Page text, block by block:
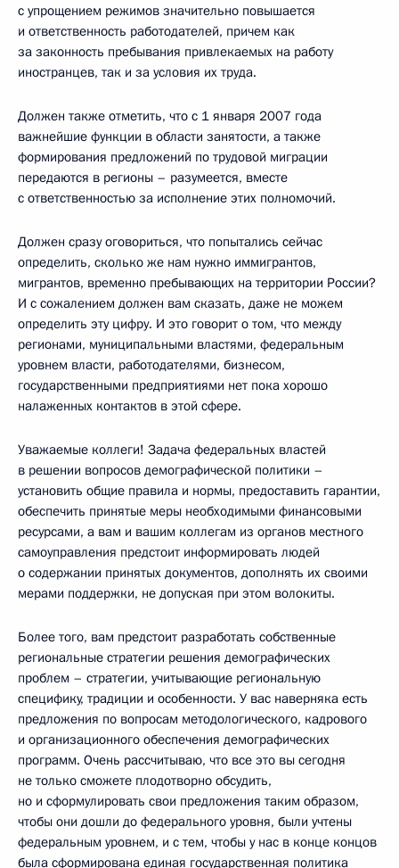
с упрощением режимов значительно повышается
и ответственность работодателей, причем как
за законность пребывания привлекаемых на работу
иностранцев, так и за условия их труда.
Должен также отметить, что с 1 января 2007 года
важнейшие функции в области занятости, а также
формирования предложений по трудовой миграции
передаются в регионы – разумеется, вместе
с ответственностью за исполнение этих полномочий.
Должен сразу оговориться, что попытались сейчас
определить, сколько же нам нужно иммигрантов,
мигрантов, временно пребывающих на территории России?
И с сожалением должен вам сказать, даже не можем
определить эту цифру. И это говорит о том, что между
регионами, муниципальными властями, федеральным
уровнем власти, работодателями, бизнесом,
государственными предприятиями нет пока хорошо
налаженных контактов в этой сфере.
Уважаемые коллеги! Задача федеральных властей
в решении вопросов демографической политики –
установить общие правила и нормы, предоставить гарантии,
обеспечить принятые меры необходимыми финансовыми
ресурсами, а вам и вашим коллегам из органов местного
самоуправления предстоит информировать людей
о содержании принятых документов, дополнять их своими
мерами поддержки, не допуская при этом волокиты.
Более того, вам предстоит разработать собственные
региональные стратегии решения демографических
проблем – стратегии, учитывающие региональную
специфику, традиции и особенности. У вас наверняка есть
предложения по вопросам методологического, кадрового
и организационного обеспечения демографических
программ. Очень рассчитываю, что все это вы сегодня
не только сможете плодотворно обсудить,
но и сформулировать свои предложения таким образом,
чтобы они дошли до федерального уровня, были учтены
федеральным уровнем, и с тем, чтобы у нас в конце концов
была сформирована единая государственная политика